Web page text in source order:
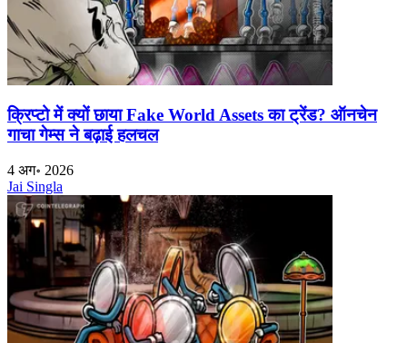
क्रिप्टो में क्यों छाया Fake World Assets का ट्रेंड? ऑनचेन
गाचा गेम्स ने बढ़ाई हलचल
4 अग॰ 2026
Jai Singla